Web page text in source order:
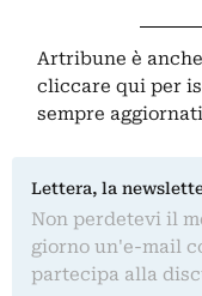
Artribune è
cliccare qui per
sempre aggiornati
Lettera, la
Non perdetevi il
giorno un'e-mail
partecipa alla